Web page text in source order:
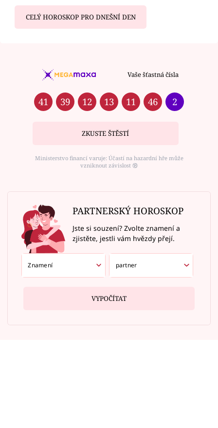
CELÝ HOROSKOP PRO DNEŠNÍ DEN
Vaše šťastná čísla
41 39 12 13 11 46 2
ZKUSTE ŠTĚSTÍ
Ministerstvo financí varuje: Účastí na hazardní hře může
vzniknout závislost ⑱
PARTNERSKÝ HOROSKOP
Jste si souzení? Zvolte znamení a
zjistěte, jestli vám hvězdy přejí.
VYPOČÍTAT